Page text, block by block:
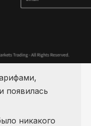
появилась
никакого